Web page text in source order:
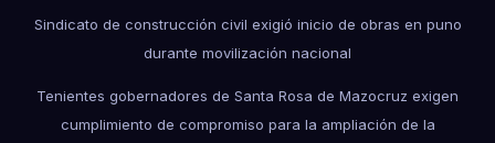
Sindicato de construcción civil exigió inicio de obras en puno
durante movilización nacional
Tenientes gobernadores de Santa Rosa de Mazocruz exigen
cumplimiento de compromiso para la ampliación de la